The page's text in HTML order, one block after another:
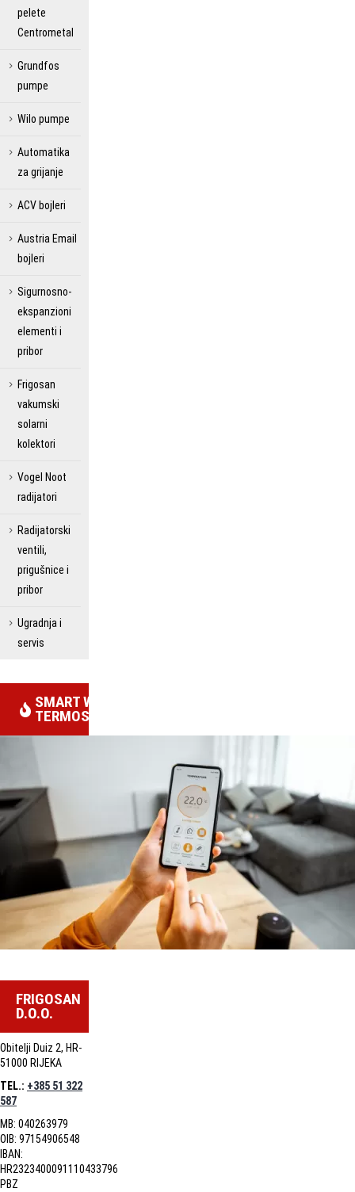
pelete
Centrometal
Grundfos
pumpe
Wilo pumpe
Automatika
za grijanje
ACV bojleri
Austria Email
bojleri
Sigurnosno-
ekspanzioni
elementi i
pribor
Frigosan
vakumski
solarni
kolektori
Vogel Noot
radijatori
Radijatorski
ventili,
prigušnice i
pribor
Ugradnja i
servis
SMART WIFI
TERMOSTATI
FRIGOSAN
D.O.O.
Obitelji Duiz 2, HR-
51000 RIJEKA
TEL.: +385 51 322
587
MB: 040263979
OIB: 97154906548
IBAN:
HR2323400091110433796
PBZ